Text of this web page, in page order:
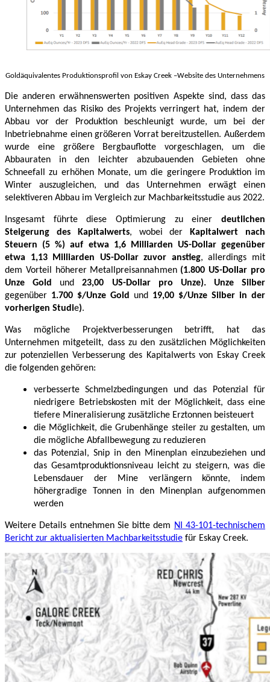
Goldäquivalentes Produktionsprofil von Eskay Creek –Website des Unternehmens
Die anderen erwähnenswerten positiven Aspekte sind, dass das
Unternehmen das Risiko des Projekts verringert hat, indem der
Abbau vor der Produktion beschleunigt wurde, um bei der
Inbetriebnahme einen größeren Vorrat bereitzustellen. Außerdem
wurde eine größere Bergbauflotte vorgeschlagen, um die
Abbauraten in den leichter abzubauenden Gebieten ohne
Schneefall zu erhöhen Monate, um die geringere Produktion im
Winter auszugleichen, und das Unternehmen erwägt einen
selektiveren Abbau im Vergleich zur Machbarkeitsstudie aus 2022.
Insgesamt führte diese Optimierung zu einer deutlichen
Steigerung des Kapitalwerts, wobei der
Kapitalwert nach
Steuern (5 %) auf etwa 1,6 Milliarden US-Dollar gegenüber
etwa 1,13 Milliarden US-Dollar zuvor anstieg, allerdings mit
dem Vorteil höherer Metallpreisannahmen (1.800 US-Dollar pro
Unze Gold
und23,00 US-Dollar pro Unze). Unze Silber
gegenüber 1.700 $/Unze Gold und 19,00 $/Unze Silber in der
vorherigen Studie).
Was mögliche Projektverbesserungen betrifft, hat das
Unternehmen mitgeteilt, dass zu den zusätzlichen Möglichkeiten
zur potenziellen Verbesserung des Kapitalwerts von Eskay Creek
die folgenden gehören:
verbesserte Schmelzbedingungen und das Potenzial für
niedrigere Betriebskosten mit der Möglichkeit, dass eine
tiefere Mineralisierung zusätzliche Erztonnen beisteuert
die Möglichkeit, die Grubenhänge steiler zu gestalten, um
die mögliche Abfallbewegung zu reduzieren
das Potenzial, Snip in den Minenplan einzubeziehen und
das Gesamtproduktionsniveau leicht zu steigern, was die
Lebensdauer der Mine verlängern könnte, indem
höhergradige Tonnen in den Minenplan aufgenommen
werden
Weitere Details entnehmen Sie bitte dem NI 43-101-technischem
Bericht zur aktualisierten Machbarkeitsstudie für Eskay Creek.